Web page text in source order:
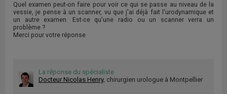
Quel examen peut-on faire pour voir ce qui se passe au niveau de la
vessie, je pense à un scanner, vu que j'ai déjà fait l'urodynamique et
un autre examen. Est-ce qu'une radio ou un scanner verra un
problème ?
Merci pour votre réponse
La réponse du spécialiste
Docteur Nicolas Henry, chirurgien urologue à Montpellier